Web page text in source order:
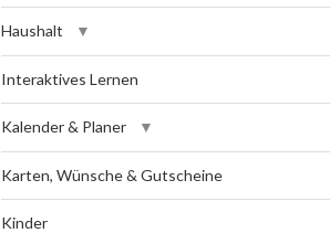
Haushalt
Interaktives Lernen
Kalender & Planer
Karten, Wünsche & Gutscheine
Kinder